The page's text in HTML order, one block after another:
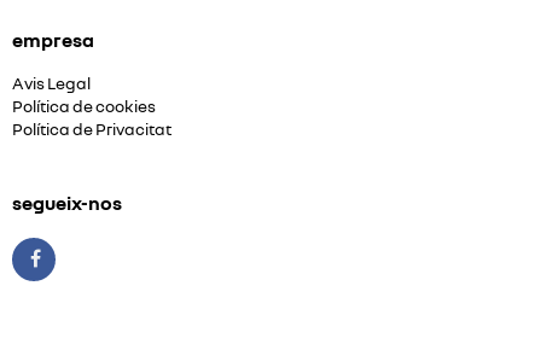
empresa
Avis Legal
Política de cookies
Política de Privacitat
segueix-nos